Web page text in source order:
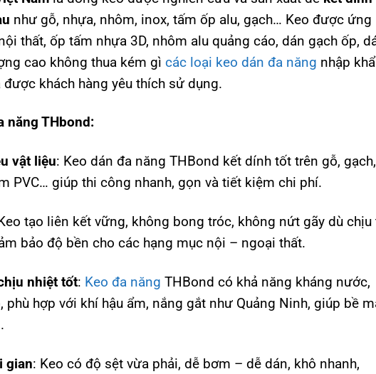
như gỗ, nhựa, nhôm, inox, tấm ốp alu, gạch… Keo được ứng
thất, ốp tấm nhựa 3D, nhôm alu quảng cáo, dán gạch ốp,
cao không thua kém gì các loại keo dán đa năng nhập
khách hàng yêu thích sử dụng.
năng THbond:
vật liệu: Keo dán đa năng THBond kết dính tốt trên gỗ, gạch,
PVC… giúp thi công nhanh, gọn và tiết kiệm chi phí.
tạo liên kết vững, không bong tróc, không nứt gãy dù chịu
bảo độ bền cho các hạng mục nội – ngoại thất.
nhiệt tốt: Keo đa năng THBond có khả năng kháng nước,
phù hợp với khí hậu ẩm, nắng gắt như Quảng Ninh, giúp bề
gian: Keo có độ sệt vừa phải, dễ bơm – dễ dán, khô nhanh,